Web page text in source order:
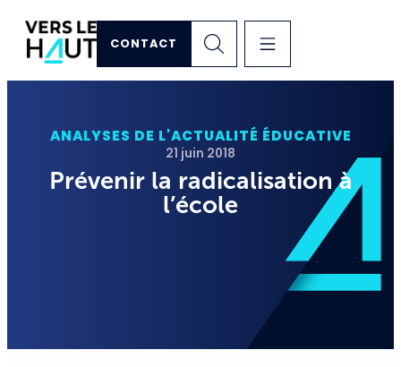
CONTACT
ANALYSES DE L'ACTUALITÉ ÉDUCATIVE
21 juin 2018
Prévenir la radicalisation à
l’école